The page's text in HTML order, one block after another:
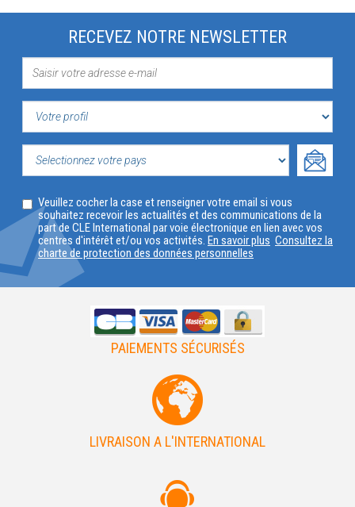
RECEVEZ NOTRE NEWSLETTER
VOTRE
PROFIL
VOTRE
PAYS
Veuillez cocher la case et renseigner votre email si vous
souhaitez recevoir les actualités et des communications de la
part de CLE International par voie électronique en lien avec vos
centres d'intérêt et/ou vos activités. En savoir plus Consultez la
charte de protection des données personnelles
PAIEMENTS SÉCURISÉS
LIVRAISON A L'INTERNATIONAL